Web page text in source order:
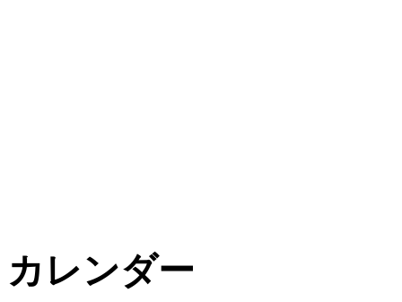
カレンダー